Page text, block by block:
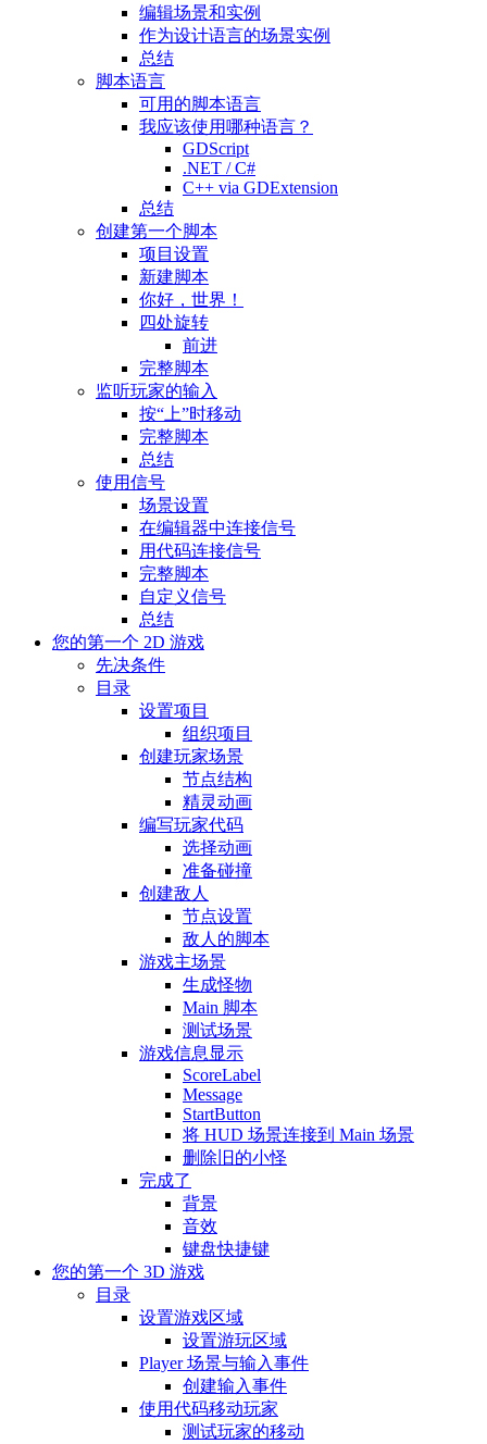
编辑场景和实例
作为设计语言的场景实例
总结
脚本语言
可用的脚本语言
我应该使用哪种语言？
GDScript
.NET / C#
C++ via GDExtension
总结
创建第一个脚本
项目设置
新建脚本
你好，世界！
四处旋转
前进
完整脚本
监听玩家的输入
按“上”时移动
完整脚本
总结
使用信号
场景设置
在编辑器中连接信号
用代码连接信号
完整脚本
自定义信号
总结
您的第一个 2D 游戏
先决条件
目录
设置项目
组织项目
创建玩家场景
节点结构
精灵动画
编写玩家代码
选择动画
准备碰撞
创建敌人
节点设置
敌人的脚本
游戏主场景
生成怪物
Main 脚本
测试场景
游戏信息显示
ScoreLabel
Message
StartButton
将 HUD 场景连接到 Main 场景
删除旧的小怪
完成了
背景
音效
键盘快捷键
您的第一个 3D 游戏
目录
设置游戏区域
设置游玩区域
Player 场景与输入事件
创建输入事件
使用代码移动玩家
测试玩家的移动